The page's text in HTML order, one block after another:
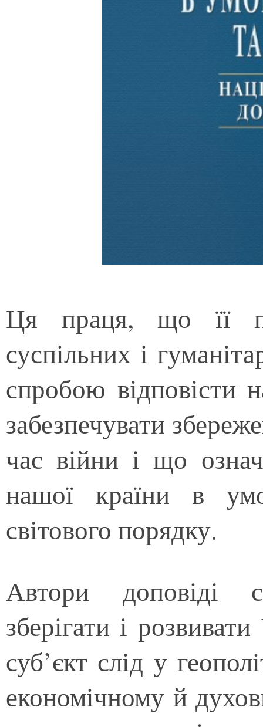
Ця праця, що її
суспільних і
спробою відповісти
забезпечувати
час війни і що
нашої країни в
світового порядку.
Автори доповіді
зберігати і
суб’єкт слід у
економічному й